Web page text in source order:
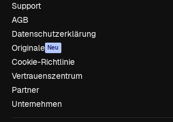
Support
AGB
Datenschutzerklärung
Originale Neu
Cookie-Richtlinie
Vertrauenszentrum
Partner
Unternehmen